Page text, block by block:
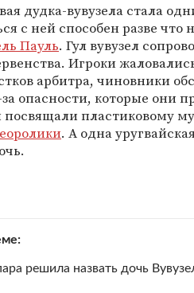
дудка-вувузела стала
с ней способен разве что
Пауль. Гул вувузел
Игроки
арбитра, чиновники
опасности, которые они
пластиковому
. А одна
решила назвать дочь